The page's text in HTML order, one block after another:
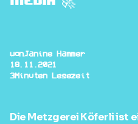
vonJanine Hammer
18.11.2021
3Minuten Lesezeit
Die Metzgerei Köferli ist